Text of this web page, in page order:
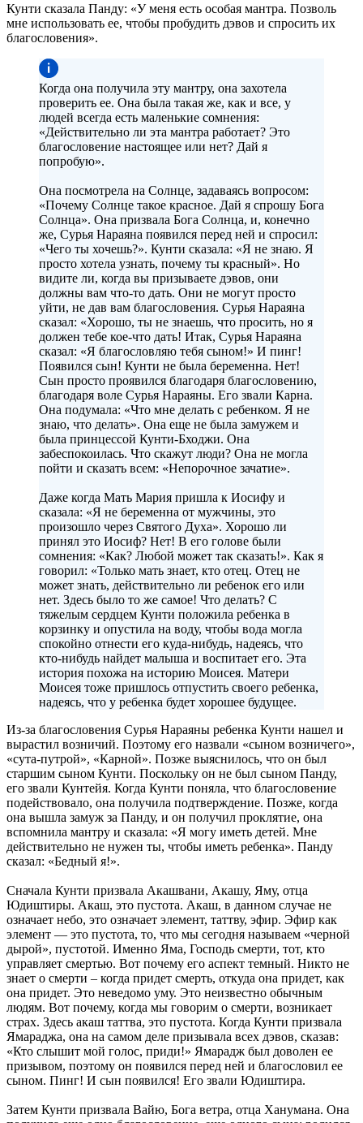
Кунти сказала Панду: «У меня есть особая мантра. Позволь
мне использовать ее, чтобы пробудить дэвов и спросить их
благословения».
Когда она получила эту мантру, она захотела
проверить ее. Она была такая же, как и все, у
людей всегда есть маленькие сомнения:
«Действительно ли эта мантра работает? Это
благословение настоящее или нет? Дай я
попробую».
Она посмотрела на Солнце, задаваясь вопросом:
«Почему Солнце такое красное. Дай я спрошу Бога
Солнца». Она призвала Бога Солнца, и, конечно
же, Сурья Нараяна появился перед ней и спросил:
«Чего ты хочешь?». Кунти сказала: «Я не знаю. Я
просто хотела узнать, почему ты красный». Но
видите ли, когда вы призываете дэвов, они
должны вам что-то дать. Они не могут просто
уйти, не дав вам благословения. Сурья Нараяна
сказал: «Хорошо, ты не знаешь, что просить, но я
должен тебе кое-что дать! Итак, Сурья Нараяна
сказал: «Я благословляю тебя сыном!» И пинг!
Появился сын! Кунти не была беременна. Нет!
Сын просто проявился благодаря благословению,
благодаря воле Сурья Нараяны. Его звали Карна.
Она подумала: «Что мне делать с ребенком. Я не
знаю, что делать». Она еще не была замужем и
была принцессой Кунти-Бходжи. Она
забеспокоилась. Что скажут люди? Она не могла
пойти и сказать всем: «Непорочное зачатие».
Даже когда Мать Мария пришла к Иосифу и
сказала: «Я не беременна от мужчины, это
произошло через Святого Духа». Хорошо ли
принял это Иосиф? Нет! В его голове были
сомнения: «Как? Любой может так сказать!». Как я
говорил: «Только мать знает, кто отец. Отец не
может знать, действительно ли ребенок его или
нет. Здесь было то же самое! Что делать? С
тяжелым сердцем Кунти положила ребенка в
корзинку и опустила на воду, чтобы вода могла
спокойно отнести его куда-нибудь, надеясь, что
кто-нибудь найдет малыша и воспитает его. Эта
история похожа на историю Моисея. Матери
Моисея тоже пришлось отпустить своего ребенка,
надеясь, что у ребенка будет хорошее будущее.
Из-за благословения Сурья Нараяны ребенка Кунти нашел и
вырастил возничий. Поэтому его назвали «сыном возничего»,
«сута-путрой», «Карной». Позже выяснилось, что он был
старшим сыном Кунти. Поскольку он не был сыном Панду,
его звали Кунтейя. Когда Кунти поняла, что благословение
подействовало, она получила подтверждение. Позже, когда
она вышла замуж за Панду, и он получил проклятие, она
вспомнила мантру и сказала: «Я могу иметь детей. Мне
действительно не нужен ты, чтобы иметь ребенка». Панду
сказал: «Бедный я!».
Сначала Кунти призвала Акашвани, Акашу, Яму, отца
Юдиштиры. Акаш, это пустота. Акаш, в данном случае не
означает небо, это означает элемент, таттву, эфир. Эфир как
элемент — это пустота, то, что мы сегодня называем «черной
дырой», пустотой. Именно Яма, Господь смерти, тот, кто
управляет смертью. Вот почему его аспект темный. Никто не
знает о смерти – когда придет смерть, откуда она придет, как
она придет. Это неведомо уму. Это неизвестно обычным
людям. Вот почему, когда мы говорим о смерти, возникает
страх. Здесь акаш таттва, это пустота. Когда Кунти призвала
Ямараджа, она на самом деле призывала всех дэвов, сказав:
«Кто слышит мой голос, приди!» Ямарадж был доволен ее
призывом, поэтому он появился перед ней и благословил ее
сыном. Пинг! И сын появился! Его звали Юдиштира.
Затем Кунти призвала Вайю, Бога ветра, отца Ханумана. Она